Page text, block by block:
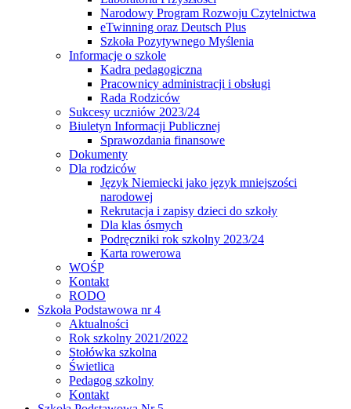
Narodowy Program Rozwoju Czytelnictwa
eTwinning oraz Deutsch Plus
Szkoła Pozytywnego Myślenia
Informacje o szkole
Kadra pedagogiczna
Pracownicy administracji i obsługi
Rada Rodziców
Sukcesy uczniów 2023/24
Biuletyn Informacji Publicznej
Sprawozdania finansowe
Dokumenty
Dla rodziców
Język Niemiecki jako język mniejszości
narodowej
Rekrutacja i zapisy dzieci do szkoły
Dla klas ósmych
Podręczniki rok szkolny 2023/24
Karta rowerowa
WOŚP
Kontakt
RODO
Szkoła Podstawowa nr 4
Aktualności
Rok szkolny 2021/2022
Stołówka szkolna
Świetlica
Pedagog szkolny
Kontakt